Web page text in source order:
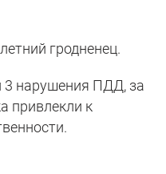
гродненец.
3 нарушения ПДД, за
привлекли к